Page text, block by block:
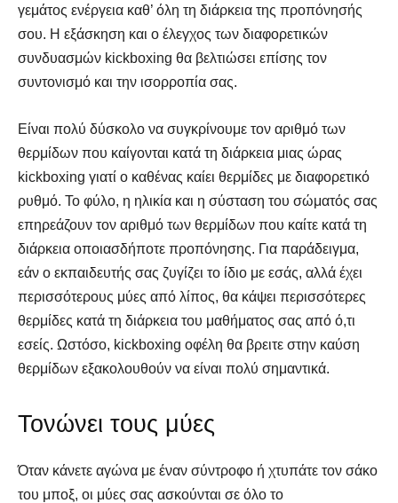
γεμάτος ενέργεια καθ’ όλη τη διάρκεια της προπόνησής
σου. Η εξάσκηση και ο έλεγχος των διαφορετικών
συνδυασμών kickboxing θα βελτιώσει επίσης τον
συντονισμό και την ισορροπία σας.
Είναι πολύ δύσκολο να συγκρίνουμε τον αριθμό των
θερμίδων που καίγονται κατά τη διάρκεια μιας ώρας
kickboxing γιατί ο καθένας καίει θερμίδες με διαφορετικό
ρυθμό. Το φύλο, η ηλικία και η σύσταση του σώματός σας
επηρεάζουν τον αριθμό των θερμίδων που καίτε κατά τη
διάρκεια οποιασδήποτε προπόνησης. Για παράδειγμα,
εάν ο εκπαιδευτής σας ζυγίζει το ίδιο με εσάς, αλλά έχει
περισσότερους μύες από λίπος, θα κάψει περισσότερες
θερμίδες κατά τη διάρκεια του μαθήματος σας από ό,τι
εσείς. Ωστόσο, kickboxing οφέλη θα βρειτε στην καύση
θερμίδων εξακολουθούν να είναι πολύ σημαντικά.
Τονώνει τους μύες
Όταν κάνετε αγώνα με έναν σύντροφο ή χτυπάτε τον σάκο
του μποξ, οι μύες σας ασκούνται σε όλο το